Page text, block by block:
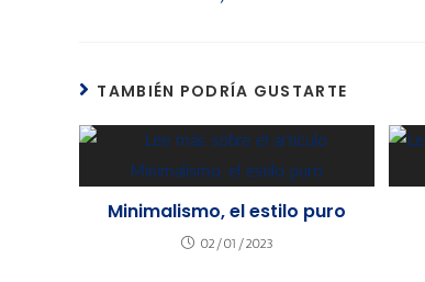
TAMBIÉN PODRÍA GUSTARTE
Minimalismo, el estilo puro
02/01/2023